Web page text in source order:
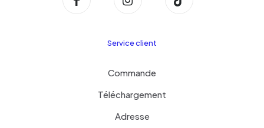
Service client
Commande
Téléchargement
Adresse